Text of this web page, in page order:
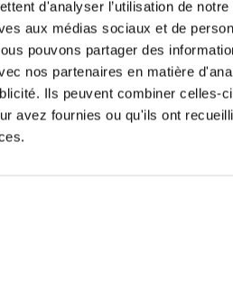
d'analyser l’utilisation de notre
aux médias sociaux et de
pouvons partager des
nos partenaires en matière
Ils peuvent combiner celles-
avez fournies ou qu'ils ont
Partner AdaStone - What are
are the challenges to apply